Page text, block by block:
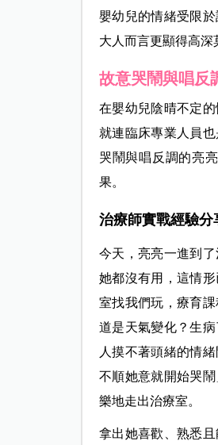
嬰幼兒的情緒受限
大人而言更顯得高深
故意哭鬧與唱反
在嬰幼兒陰晴不定
就連臨床專業人員
哭鬧與唱反調的亮
果。
治療師實戰經驗分
今天，亮亮一進到
她都沒有用，這情
室找我們玩，療育
道是天氣變化？生
人摸不著頭緒的情
不順她意就開始哭
樂地走出治療室。
拿出她喜歡、熟悉